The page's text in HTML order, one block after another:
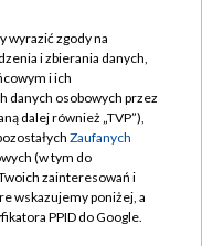
wyrazić zgody na
i zbierania danych,
i ich
danych osobowych przez
dalej również „TVP”),
Zaufanych
(w tym do
zainteresowań i
wskazujemy poniżej, a
PPID do Google.